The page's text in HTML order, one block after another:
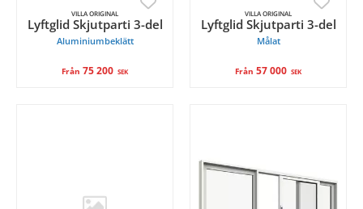
VILLA ORIGINAL
Lyftglid Skjutparti 3-del
Aluminiumbeklätt
Från75 200 SEK
VILLA ORIGINAL
Lyftglid Skjutparti 3-del
Målat
Från57 000 SEK